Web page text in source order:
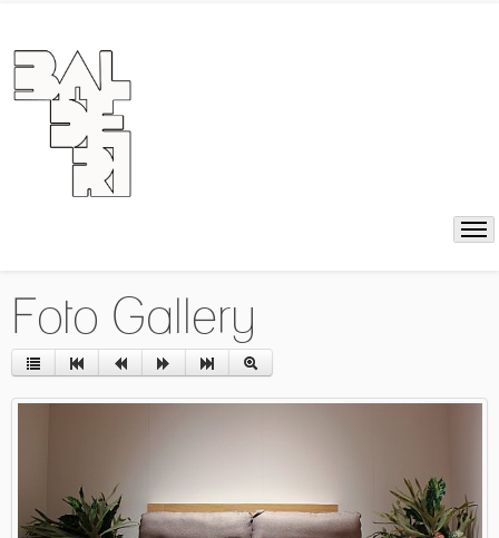
Foto Gallery